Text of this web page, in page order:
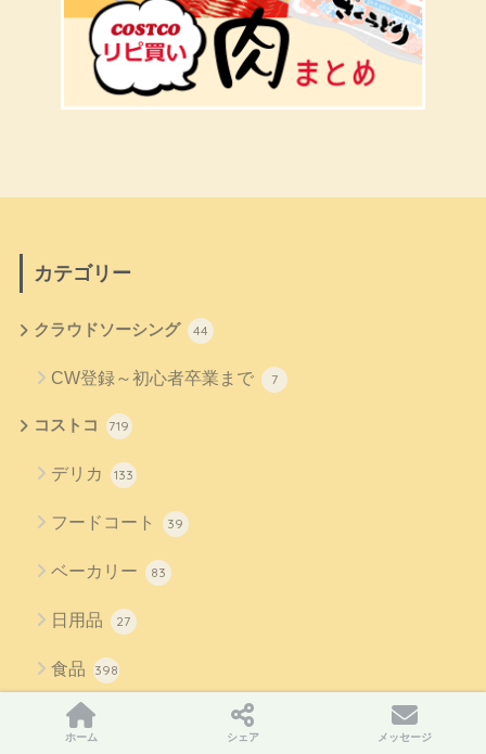
カテゴリー
クラウドソーシング 44
CW登録～初心者卒業まで 7
コストコ 719
デリカ 133
フードコート 39
ベーカリー 83
日用品 27
食品 398
マクロミル
ホーム シェア メッセージ